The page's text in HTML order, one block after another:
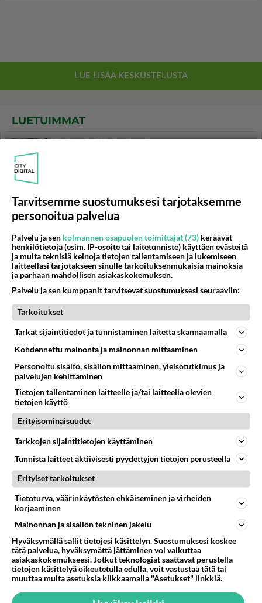
LUETUIMMAT
Muistatko? Kädestä suuhun
Tiesitkö? Martina Aitolehden
isäpuoli on tämä suosittu
laulaja
Luetuimmat: Aarne Pelkonen
ja Noora Louhimo vihdoinkin
yhdessä - Tätä moni jo odotti
Danny, 83, teki yllättävän
Helmi Loukasmäki?
Kun yksi kauhallinen ei riitä...
Tämä helppo arkiruoka ei jää
syömättä!
RESEPTIT
Tarvitsemme suostumuksesi tarjotaksemme
personoitua palvelua
Palvelu ja sen kolmannen osapuolen toimittajat (73) keräävät
henkilötietoja (esim. IP-osoite tai laitetunniste) käyttäen evästeitä
ja muita teknisiä keinoja tietojen tallentamiseen ja lukemiseen
laitteellasi tarjotakseen sinulle tarkoituksenmukaisia mainoksia
ja parhaan mahdollisen asiakaskokemuksen.
Palvelu ja sen kumppanit tarvitsevat suostumuksesi seuraaviin:
Tarkoitukset
Tarkat sijaintitiedot ja tunnistaminen laitetta skannaamalla
Kohdennettu mainonta ja mainonnan mittaaminen
Personoitu sisältö, sisällön mittaaminen, yleisötutkimus ja
palvelujen kehittäminen
Tietojen tallentaminen laitteelle ja/tai laitteella olevien
tietojen käyttö
Erityisominaisuudet
Tarkkojen sijaintitietojen käyttäminen
Tunnista laitteet aktiivisesti pyydettyjen tietojen perusteella
Erityiset tarkoitukset
Tietoturva, väärinkäytösten ehkäiseminen ja virheiden
korjaaminen
Mainonnan ja sisällön tekninen jakelu
Hyväksymällä sallit tietojesi käsittelyn. Suostumuksesi koskee
tätä palvelua, hyväksymättä jättäminen voi vaikuttaa
asiakaskokemukseesi. Jotkut teknologiat saattavat perustella
tietojen käsittelyä oikeutetulla edulla, voit vastustaa tätä tai
muuttaa muita asetuksia klikkaamalla "Asetukset" linkkiä.